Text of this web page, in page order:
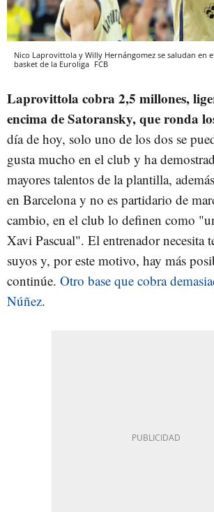
Nico Laprovittola y Willy Hernángomez se saludan en
basket de la Euroliga FCB
Laprovittola cobra 2,5 millones,
encima de Satoransky, que ronda
día de hoy, solo uno de los dos se
gusta mucho en el club y ha
mayores talentos de la plantilla,
en Barcelona y no es partidario de
cambio, en el club lo definen como
Xavi Pascual". El entrenador necesita
suyos y, por este motivo, hay más
continúe. Otro base que cobra
Núñez.